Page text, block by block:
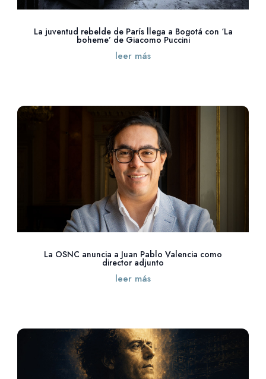
La juventud rebelde de París llega a Bogotá con ‘La
boheme’ de Giacomo Puccini
leer más
La OSNC anuncia a Juan Pablo Valencia como
director adjunto
leer más